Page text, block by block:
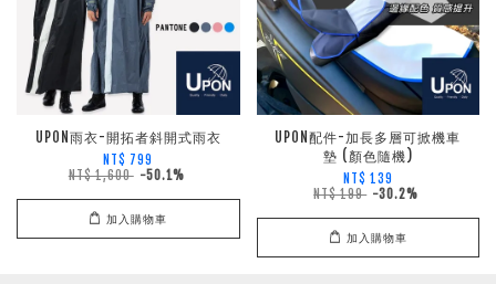
UPON雨衣-開拓者斜開式雨衣
NT$ 799
NT$ 1,600 -50.1%
加入購物車
UPON配件-加長多層可掀機車
墊 (顏色隨機)
NT$ 139
NT$ 199 -30.2%
加入購物車